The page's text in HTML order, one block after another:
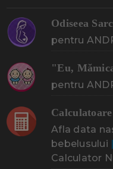
Odiseea
pentru
"Eu,
pentru
Afla data
bebelusului |
Calculator